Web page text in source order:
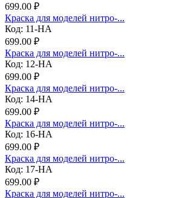
699.00 ₽
Краска для моделей нитро-...
Код: 11-НА
699.00 ₽
Краска для моделей нитро-...
Код: 12-НА
699.00 ₽
Краска для моделей нитро-...
Код: 14-НА
699.00 ₽
Краска для моделей нитро-...
Код: 16-НА
699.00 ₽
Краска для моделей нитро-...
Код: 17-НА
699.00 ₽
Краска для моделей нитро-...